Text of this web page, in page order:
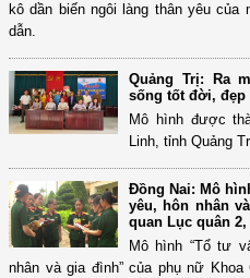
kô dần biến ngôi làng thân yêu
dẫn.
Quảng Trị: Ra
sống tốt đời, đẹp
Mô hình được
Linh, tỉnh Quảng
Đồng Nai: Mô
yêu, hôn nhân
quan Lục quân
Mô hình “Tổ tư
nhân và gia đình” của phụ nữ